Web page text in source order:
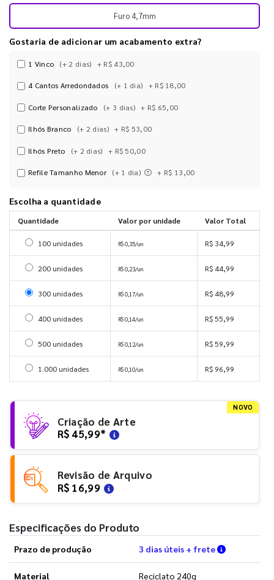
Furo 4,7mm
Gostaria de adicionar um acabamento extra?
1 Vinco (+ 2 dias) + R$ 43,00
4 Cantos Arredondados (+ 1 dia) + R$ 18,00
Corte Personalizado (+ 3 dias) + R$ 65,00
Ilhós Branco (+ 2 dias) + R$ 53,00
Ilhós Preto (+ 2 dias) + R$ 50,00
Refile Tamanho Menor (+ 1 dia) + R$ 13,00
Escolha a quantidade
Quantidade Valor por unidade Valor Total
Selecionar 100 unidades
100 unidades R$ 0,35/un R$ 34,99
Selecionar 200 unidades
200 unidades R$ 0,23/un R$ 44,99
Selecionar 300 unidades
300 unidades R$ 0,17/un R$ 48,99
Selecionar 400 unidades
400 unidades R$ 0,14/un R$ 55,99
Selecionar 500 unidades
500 unidades R$ 0,12/un R$ 59,99
Selecionar 1000 unidades
1.000 unidades R$ 0,10/un R$ 96,99
NOVO
Criação de Arte
R$ 45,99*
Revisão de Arquivo
R$ 16,99
Especificações do Produto
Prazo de produção 3 dias úteis + frete Verifique
Material Reciclato 240g